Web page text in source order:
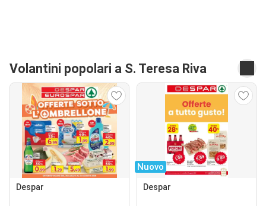
Volantini popolari a S. Teresa Riva
Despar
Nuovo
Despar